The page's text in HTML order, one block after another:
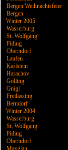
Bergen Weihnachtsfeier
Bergen
Winter 2005
Wasserburg
St. Wolfgang
Piding
Oberndorf
Laufen
Karlstein
Harachov
Golling
Gnigl
Freilassing
Berndorf
Winter 2004
Wasserburg
St. Wolfgang
Piding
Oberndorf
Maxglan